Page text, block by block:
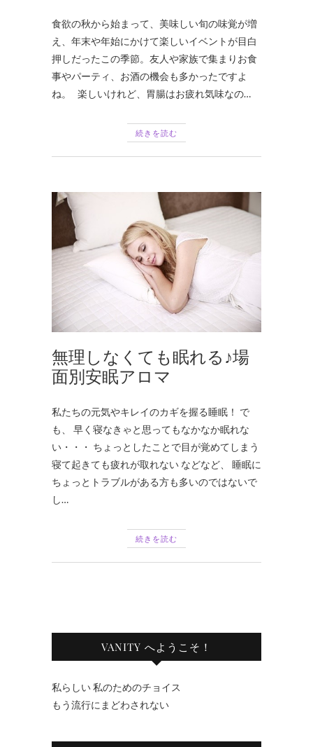
食欲の秋から始まって、美味しい旬の味覚が増
え、年末や年始にかけて楽しいイベントが目白
押しだったこの季節。友人や家族で集まりお食
事やパーティ、お酒の機会も多かったですよ
ね。 楽しいけれど、胃腸はお疲れ気味なの…
続きを読む
無理しなくても眠れる♪場
面別安眠アロマ
私たちの元気やキレイのカギを握る睡眠！ で
も、 早く寝なきゃと思ってもなかなか眠れな
い・・・ ちょっとしたことで目が覚めてしまう
寝て起きても疲れが取れない などなど、 睡眠に
ちょっとトラブルがある方も多いのではないで
し…
続きを読む
VANITY へようこそ！
私らしい 私のためのチョイス
もう流行にまどわされない